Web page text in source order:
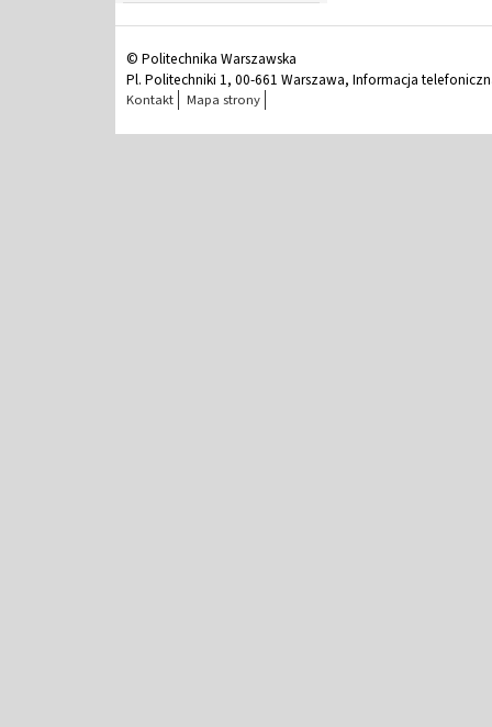
© Politechnika Warszawska
Pl. Politechniki 1, 00-661 Warszawa, Informacja
Kontakt Mapa strony